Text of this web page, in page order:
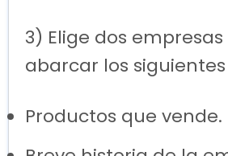
3) Elige dos
abarcar los
Productos que vende.